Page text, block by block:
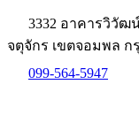
3332 อาคารวิวัฒ
จตุจักร เขตจอมพล ก
099-564-5947